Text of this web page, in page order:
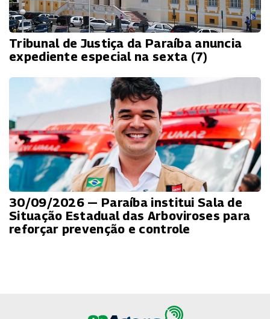
Tribunal de Justiça da Paraíba anuncia
expediente especial na sexta (7)
30/09/2026 — Paraíba institui Sala de
Situação Estadual das Arboviroses para
reforçar prevenção e controle